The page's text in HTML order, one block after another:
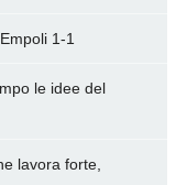
1-1
le idee del
lavora forte,